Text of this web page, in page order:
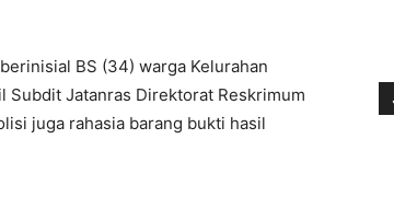
BS (34) warga Kelurahan
Subdit Jatanras Direktorat Reskrimum
juga rahasia barang bukti hasil